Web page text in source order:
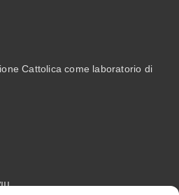
Cattolica come laboratorio di